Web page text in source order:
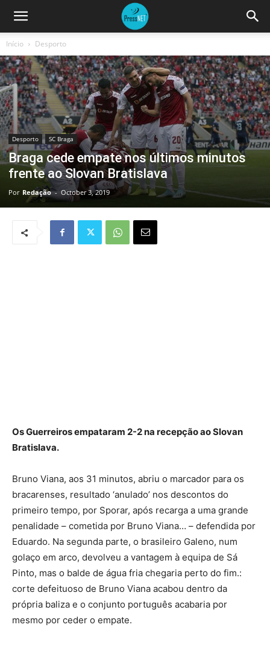
Início Desporto
Desporto SC Braga
Braga cede empate nos últimos minutos
frente ao Slovan Bratislava
Por Redação - October 3, 2019
Os Guerreiros empataram 2-2 na recepção ao Slovan
Bratislava.
Bruno Viana, aos 31 minutos, abriu o marcador para os
bracarenses, resultado ‘anulado’ nos descontos do
primeiro tempo, por Sporar, após recarga a uma grande
penalidade – cometida por Bruno Viana… – defendida por
Eduardo. Na segunda parte, o brasileiro Galeno, num
golaço em arco, devolveu a vantagem à equipa de Sá
Pinto, mas o balde de água fria chegaria perto do fim.:
corte defeituoso de Bruno Viana acabou dentro da
própria baliza e o conjunto português acabaria por
mesmo por ceder o empate.